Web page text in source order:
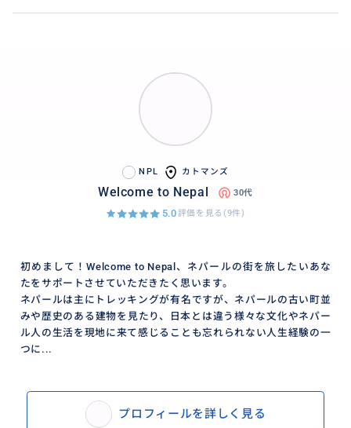
【移動手段】
支払いお願いしております。
タクシーは現地の配車サービスアプリPathaoを使用し
て、普通に呼び出すよりも低価で移動可能です。
移動手段も当日旅行者と話し合いながら決めれればと
動になるかと思います。
【旅のスタート】
【旅のスポットお勧めの場所】
★カトマンズ
ータメル街：外国人をターゲットにしている観光地
で、やや物品やお土産は高めになります
や現地の香辛料、茶葉などが売られています
★ラリトプル
NPL カトマンズ
Welcome to Nepal 30代
5.0評価を見る(9件)
初めまして！Welcome to Nepal、ネパールの街を旅したいあな
たをサポートさせていただきたく思います。
ネパールは主にトレッキングが有名ですが、ネパールの古い町並
みや歴史のある建物を見たり、日本とは違う様々な文化やネパー
ル人の生活を現地に来て感じることも忘れられない人生経験の一
つに...
プロフィールを詳しく見る